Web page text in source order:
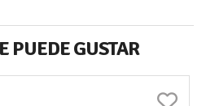
PUEDE GUSTAR